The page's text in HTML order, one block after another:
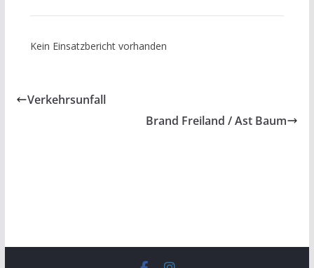
Kein Einsatzbericht vorhanden
Verkehrsunfall
Brand Freiland / Ast Baum